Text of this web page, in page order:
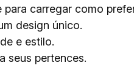
para carregar como
design único.
e estilo.
seus pertences.